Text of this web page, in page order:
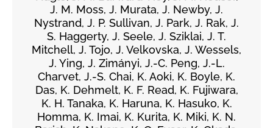
J. M. Moss, J. Murata, J. Newby, J.
Nystrand, J. P. Sullivan, J. Park, J. Rak, J.
S. Haggerty, J. Seele, J. Sziklai, J. T.
Mitchell, J. Tojo, J. Velkovska, J. Wessels,
J. Ying, J. Zimányi, J.-C. Peng, J.-L.
Charvet, J.-S. Chai, K. Aoki, K. Boyle, K.
Das, K. Dehmelt, K. F. Read, K. Fujiwara,
K. H. Tanaka, K. Haruna, K. Hasuko, K.
Homma, K. Imai, K. Kurita, K. Miki, K. N.